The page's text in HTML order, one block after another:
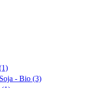
- Bio (3)